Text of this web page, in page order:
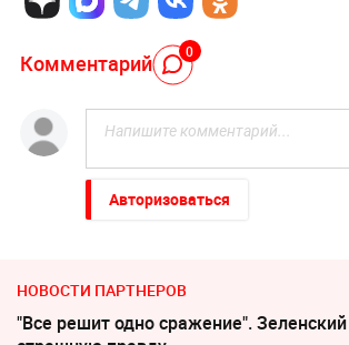
Комментарий 0
Авторизоваться
НОВОСТИ ПАРТНЕРОВ
"Все решит одно сражение".